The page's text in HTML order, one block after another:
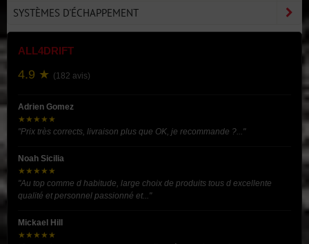
SYSTÈMES D'ÉCHAPPEMENT
ALL4DRIFT
4.9 ★ (182 avis)
Adrien Gomez
★★★★★
"Prix très corrects, livraison plus que OK, je recommande ?..."
Noah Sicilia
★★★★★
"Au top comme d habitude, large choix de produits tous d excellente
qualité et personnel passionné et..."
Mickael Hill
★★★★★